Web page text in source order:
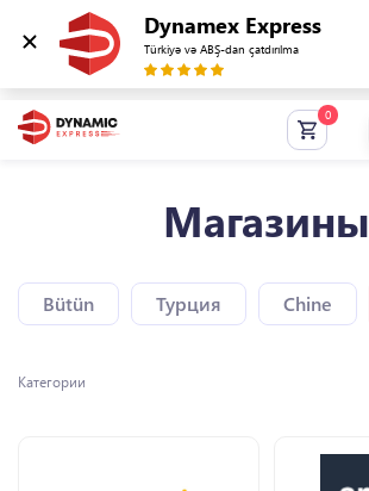
Dynamex Express
Türkiyə və ABŞ-dan çatdırılma
Магазины
Bütün Турция Chine
Категории